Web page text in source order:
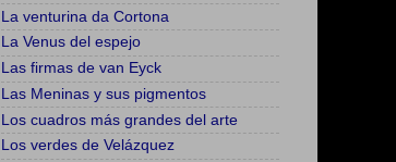
La venturina da Cortona
La Venus del espejo
Las firmas de van Eyck
Las Meninas y sus pigmentos
Los cuadros más grandes del arte
Los verdes de Velázquez